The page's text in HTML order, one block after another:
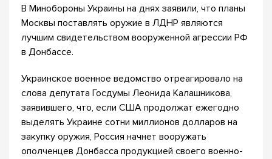
В Минобороны Украины на днях заявили, что планы
Москвы поставлять оружие в ЛДНР являются
лучшим свидетельством вооруженной агрессии РФ
в Донбассе.
Украинское военное ведомство отреагировало на
слова депутата Госдумы Леонида Калашникова,
заявившего, что, если США продолжат ежегодно
выделять Украине сотни миллионов долларов на
закупку оружия, Россия начнет вооружать
ополченцев Донбасса продукцией своего военно-